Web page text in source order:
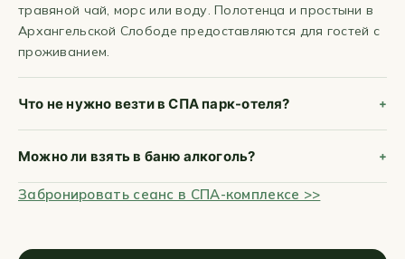
травяной чай, морс или воду. Полотенца и простыни в
Архангельской Слободе предоставляются для гостей с
проживанием.
Что не нужно везти в СПА парк-отеля?
Можно ли взять в баню алкоголь?
Забронировать сеанс в СПА-комплексе >>